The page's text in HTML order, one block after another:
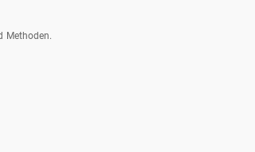
Methoden.